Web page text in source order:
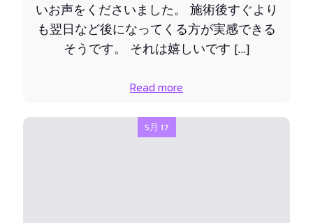
いお声をくださいました。 施術後すぐより
も翌日など後になってくる方が実感できる
そうです。 それは嬉しいです […]
Read more
5月 17